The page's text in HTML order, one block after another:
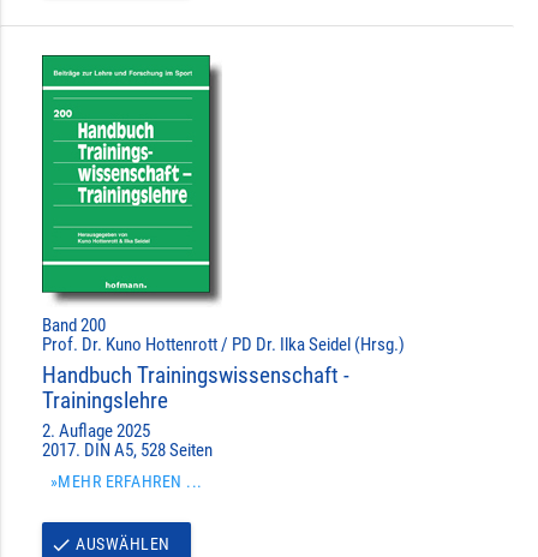
Band 200
Prof. Dr. Kuno Hottenrott / PD Dr. Ilka Seidel (Hrsg.)
Handbuch Trainingswissenschaft -
Trainingslehre
2. Auflage 2025
2017. DIN A5, 528 Seiten
»MEHR ERFAHREN ...
done AUSWÄHLEN